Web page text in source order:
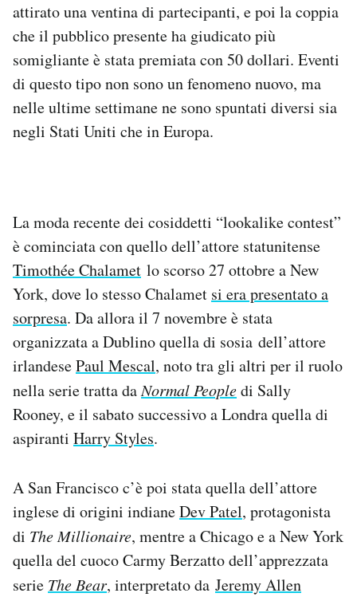
Area Personale
Newsletter
Notifiche mobile
Regala il Post
Hai bisogno di aiuto?
attirato una ventina di partecipanti, e poi la coppia
che il pubblico presente ha giudicato più
somigliante è stata premiata con 50 dollari. Eventi
di questo tipo non sono un fenomeno nuovo, ma
nelle ultime settimane ne sono spuntati diversi sia
negli Stati Uniti che in Europa.
La moda recente dei cosiddetti “lookalike contest”
è cominciata con quello dell’attore statunitense
Timothée Chalamet lo scorso 27 ottobre a New
York, dove lo stesso Chalamet si era presentato a
sorpresa. Da allora il 7 novembre è stata
organizzata a Dublino quella di sosia dell’attore
irlandesePaul Mescal, noto tra gli altri per il ruolo
nella serie tratta daNormal Peopledi Sally
Rooney, e il sabato successivo a Londra quella di
aspiranti Harry Styles.
A San Francisco c’è poi stata quella dell’attore
inglese di origini indianeDev Patel, protagonista
di The Millionaire, mentre a Chicago e a New York
quella del cuoco Carmy Berzatto dell’apprezzata
serie The Bear, interpretato da Jeremy Allen